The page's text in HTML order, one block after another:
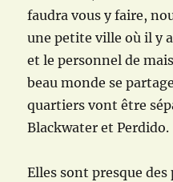
faudra vous y faire,
une petite ville où il y
et le personnel de
beau monde se
quartiers vont être
Blackwater et Perdido.
Elles sont presque